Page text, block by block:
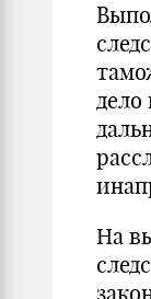
дело
На